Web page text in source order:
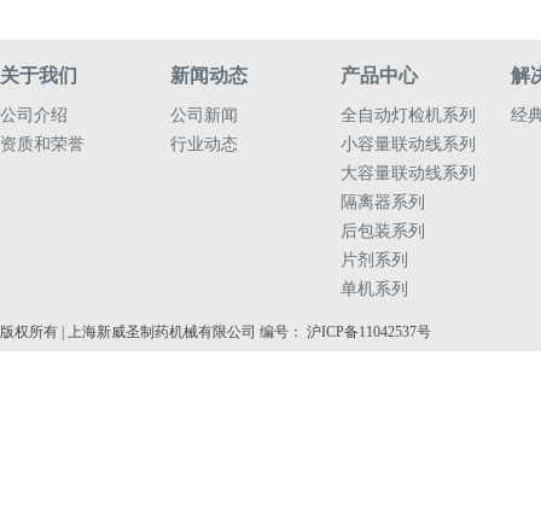
关于我们
公司介绍
资质和荣誉
新闻动态
公司新闻
行业动态
产品中心
全自动灯检机系列
小容量联动线系列
大容量联动线系列
隔离器系列
后包装系列
片剂系列
单机系列
解
经
版权所有 | 上海新威圣制药机械有限公司 编号： 沪ICP备11042537号